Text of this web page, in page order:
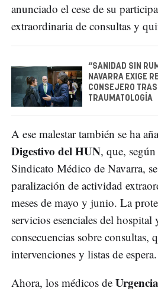
anunciado el cese de su
extraordinaria de consultas y
“SANIDAD SIN
NAVARRA EXIGE
CONSEJERO
TRAUMATOLOGÍA
A ese malestar también se ha
Digestivo del HUN, que,
Sindicato Médico de Navarra,
paralización de actividad
meses de mayo y junio. La
servicios esenciales del hospital
consecuencias sobre consultas,
intervenciones y listas de espera.
Ahora, los médicos de